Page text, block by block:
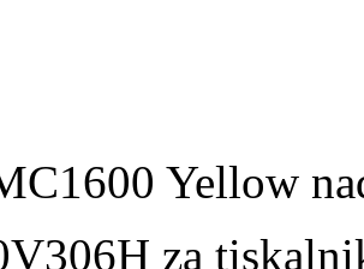
Yellow
za